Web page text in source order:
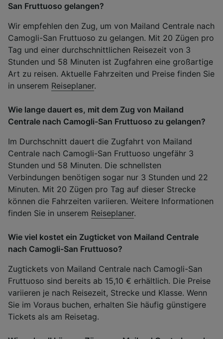
San Fruttuoso gelangen?
Wir empfehlen den Zug, um von Mailand Centrale nach
Camogli-San Fruttuoso zu gelangen. Mit 20 Zügen pro
Tag und einer durchschnittlichen Reisezeit von 3
Stunden und 58 Minuten ist Zugfahren eine großartige
Art zu reisen. Aktuelle Fahrzeiten und Preise finden Sie
in unserem Reiseplaner.
Wie lange dauert es, mit dem Zug von Mailand
Centrale nach Camogli-San Fruttuoso zu gelangen?
Im Durchschnitt dauert die Zugfahrt von Mailand
Centrale nach Camogli-San Fruttuoso ungefähr 3
Stunden und 58 Minuten. Die schnellsten
Verbindungen benötigen sogar nur 3 Stunden und 22
Minuten. Mit 20 Zügen pro Tag auf dieser Strecke
können die Fahrzeiten variieren. Weitere Informationen
finden Sie in unserem Reiseplaner.
Wie viel kostet ein Zugticket von Mailand Centrale
nach Camogli-San Fruttuoso?
Zugtickets von Mailand Centrale nach Camogli-San
Fruttuoso sind bereits ab 15,10 € erhältlich. Die Preise
variieren je nach Reisezeit, Strecke und Klasse. Wenn
Sie im Voraus buchen, erhalten Sie häufig günstigere
Tickets als am Reisetag.